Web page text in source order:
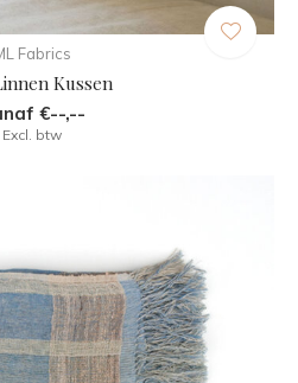
Fabrics
Kussen
€--,--
Excl. btw